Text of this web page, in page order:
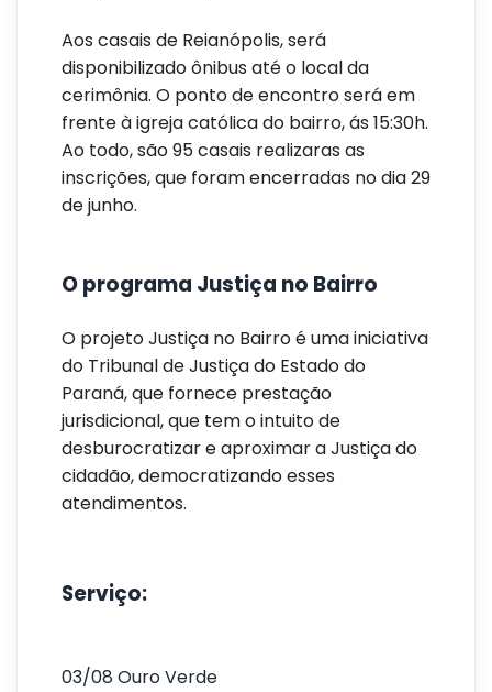
Aos casais de Reianópolis, será
disponibilizado ônibus até o local da
cerimônia. O ponto de encontro será em
frente à igreja católica do bairro, ás 15:30h.
Ao todo, são 95 casais realizaras as
inscrições, que foram encerradas no dia 29
de junho.
O programa Justiça no Bairro
O projeto Justiça no Bairro é uma iniciativa
do Tribunal de Justiça do Estado do
Paraná, que fornece prestação
jurisdicional, que tem o intuito de
desburocratizar e aproximar a Justiça do
cidadão, democratizando esses
atendimentos.
Serviço:
03/08 Ouro Verde